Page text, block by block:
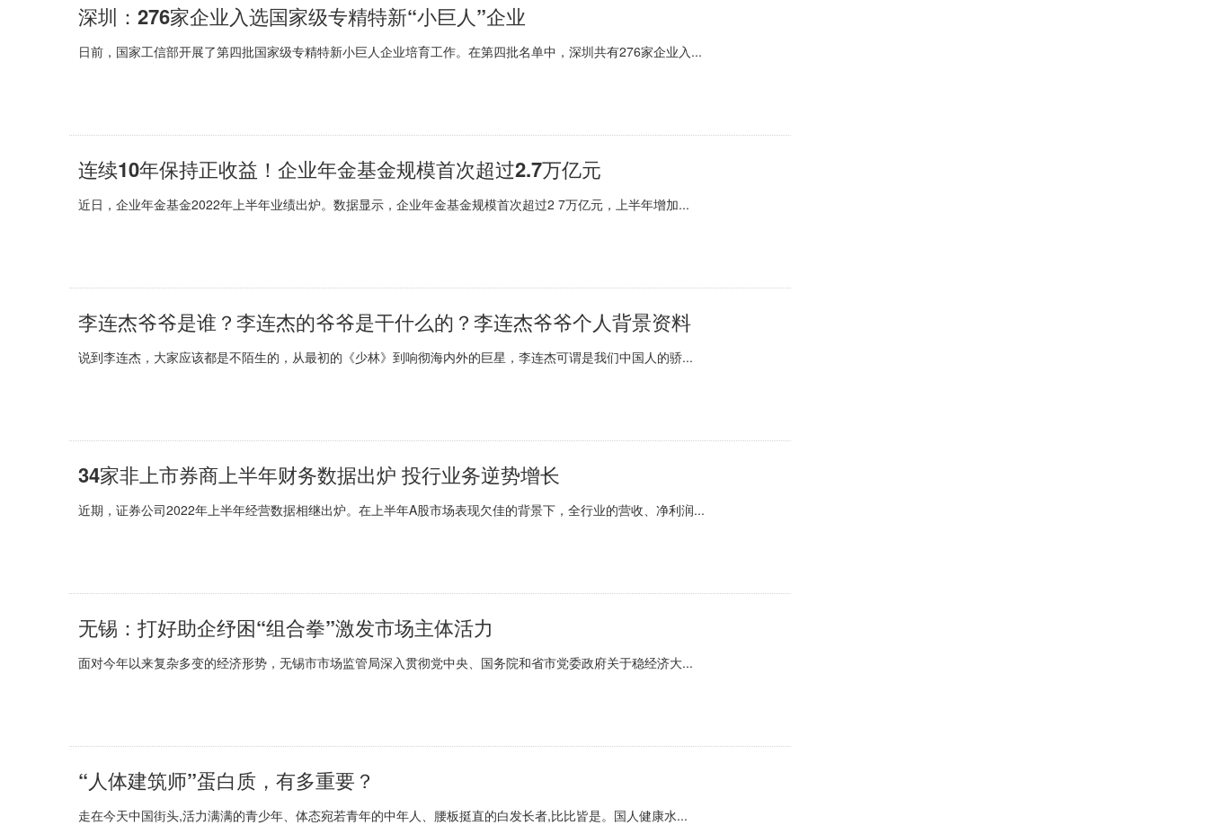
深圳：276家企业入选国家级专精特新“小巨人”企业
日前，国家工信部开展了第四批国家级专精特新小巨人企业培育工作。在第四批名单中，深圳共有276家企业入...
连续10年保持正收益！企业年金基金规模首次超过2.7万亿元
近日，企业年金基金2022年上半年业绩出炉。数据显示，企业年金基金规模首次超过2 7万亿元，上半年增加...
李连杰爷爷是谁？李连杰的爷爷是干什么的？李连杰爷爷个人背景资料
说到李连杰，大家应该都是不陌生的，从最初的《少林》到响彻海内外的巨星，李连杰可谓是我们中国人的骄...
34家非上市券商上半年财务数据出炉 投行业务逆势增长
近期，证券公司2022年上半年经营数据相继出炉。在上半年A股市场表现欠佳的背景下，全行业的营收、净利润...
无锡：打好助企纾困“组合拳”激发市场主体活力
面对今年以来复杂多变的经济形势，无锡市市场监管局深入贯彻党中央、国务院和省市党委政府关于稳经济大...
“人体建筑师”蛋白质，有多重要？
走在今天中国街头,活力满满的青少年、体态宛若青年的中年人、腰板挺直的白发长者,比比皆是。国人健康水...